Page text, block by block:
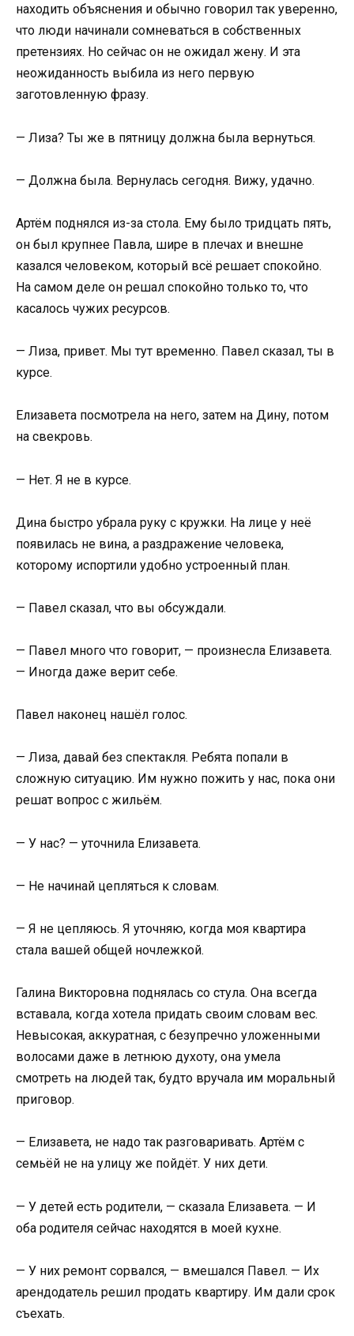
находить объяснения и обычно говорил так уверенно,
что люди начинали сомневаться в собственных
претензиях. Но сейчас он не ожидал жену. И эта
неожиданность выбила из него первую
заготовленную фразу.
— Лиза? Ты же в пятницу должна была вернуться.
— Должна была. Вернулась сегодня. Вижу, удачно.
Артём поднялся из-за стола. Ему было тридцать пять,
он был крупнее Павла, шире в плечах и внешне
казался человеком, который всё решает спокойно.
На самом деле он решал спокойно только то, что
касалось чужих ресурсов.
— Лиза, привет. Мы тут временно. Павел сказал, ты в
курсе.
Елизавета посмотрела на него, затем на Дину, потом
на свекровь.
— Нет. Я не в курсе.
Дина быстро убрала руку с кружки. На лице у неё
появилась не вина, а раздражение человека,
которому испортили удобно устроенный план.
— Павел сказал, что вы обсуждали.
— Павел много что говорит, — произнесла Елизавета.
— Иногда даже верит себе.
Павел наконец нашёл голос.
— Лиза, давай без спектакля. Ребята попали в
сложную ситуацию. Им нужно пожить у нас, пока они
решат вопрос с жильём.
— У нас? — уточнила Елизавета.
— Не начинай цепляться к словам.
— Я не цепляюсь. Я уточняю, когда моя квартира
стала вашей общей ночлежкой.
Галина Викторовна поднялась со стула. Она всегда
вставала, когда хотела придать своим словам вес.
Невысокая, аккуратная, с безупречно уложенными
волосами даже в летнюю духоту, она умела
смотреть на людей так, будто вручала им моральный
приговор.
— Елизавета, не надо так разговаривать. Артём с
семьёй не на улицу же пойдёт. У них дети.
— У детей есть родители, — сказала Елизавета. — И
оба родителя сейчас находятся в моей кухне.
— У них ремонт сорвался, — вмешался Павел. — Их
арендодатель решил продать квартиру. Им дали срок
съехать.